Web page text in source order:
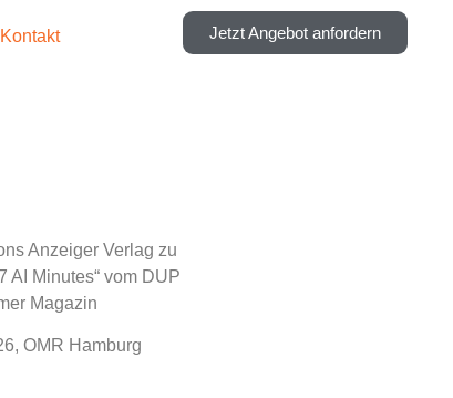
Kontakt Jetzt Angebot anfordern
Anzeiger Verlag zu
AI Minutes“ vom DUP
Magazin
OMR Hamburg